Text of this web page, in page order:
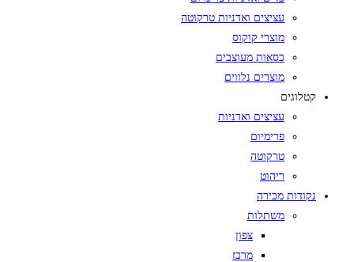
עציצים ואדניות טרקוטה
מוצרי קוקוס
כסאות מעוצבים
מוצרים נלווים
קטלוגים
עציצים ואדניות
פרימיום
טרקוטה
ריהוט
נקודות מכירה
משתלות
צפון
מרכז